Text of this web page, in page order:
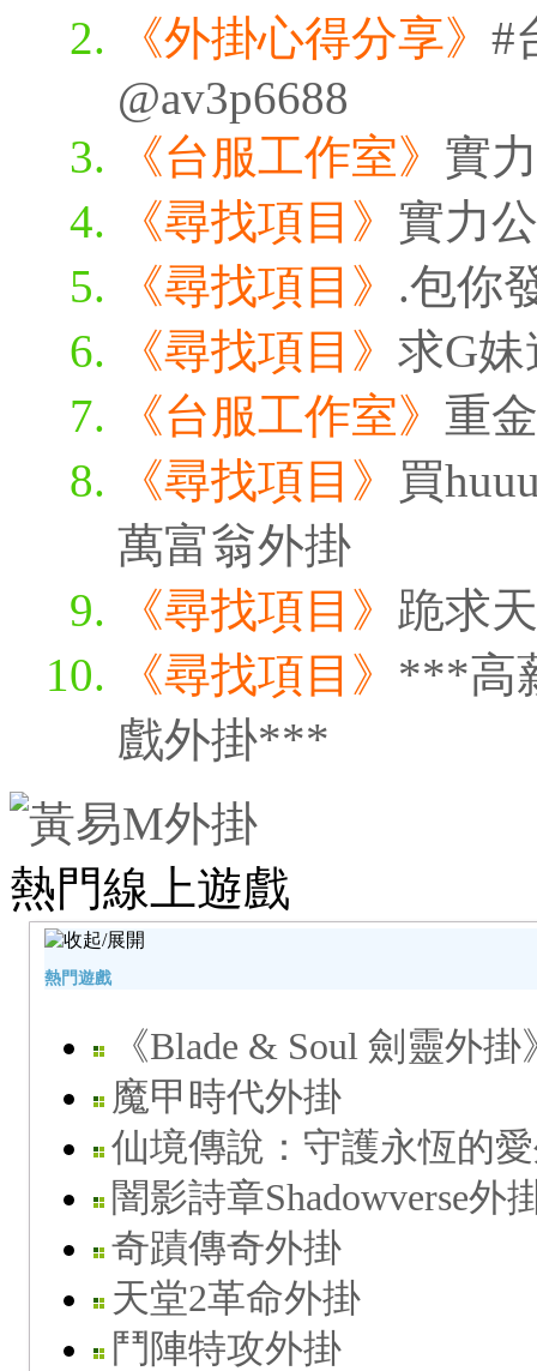
《外掛心得分享》 #
@av3p6688
《台服工作室》 實
《尋找項目》 實力
《尋找項目》 .包你
《尋找項目》 求G
《台服工作室》 重
《尋找項目》 買
萬富翁外掛
《尋找項目》 跪求
《尋找項目》 ***高
戲外掛***
熱門線上遊戲
熱門遊戲
《Blade & Soul 劍靈外掛
魔甲時代外掛
仙境傳說：守護永恆的
闇影詩章Shadowverse外
奇蹟傳奇外掛
天堂2革命外掛
鬥陣特攻外掛